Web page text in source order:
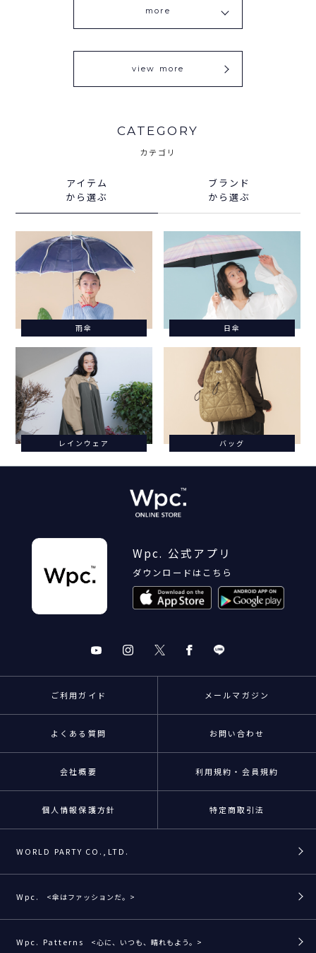
more
view more
CATEGORY
カテゴリ
アイテム
から選ぶ
ブランド
から選ぶ
雨傘 日傘
レインウェア バッグ
Wpc. 公式アプリ
ダウンロードはこちら
ご利用ガイド メールマガジン
よくある質問 お問い合わせ
会社概要 利用規約・会員規約
個人情報保護方針 特定商取引法
WORLD PARTY CO.,LTD.
Wpc. <傘はファッションだ。>
Wpc. Patterns <心に、いつも、晴れもよう。>